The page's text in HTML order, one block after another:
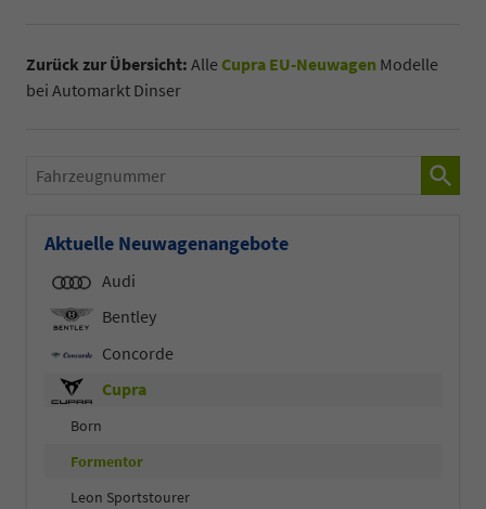
Zurück zur Übersicht: AlleCupra EU-Neuwagen Modelle
bei Automarkt Dinser
Fahrzeugnummer
Aktuelle Neuwagenangebote
Audi
Bentley
Concorde
Cupra
Born
Formentor
Leon Sportstourer